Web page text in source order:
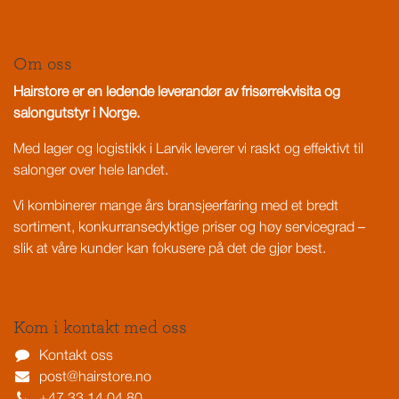
Om oss
Hairstore er en ledende leverandør av frisørrekvisita og
salongutstyr i Norge.
Med lager og logistikk i Larvik leverer vi raskt og effektivt til
salonger over hele landet.
Vi kombinerer mange års bransjeerfaring med et bredt
sortiment, konkurransedyktige priser og høy servicegrad –
slik at våre kunder kan fokusere på det de gjør best.
Kom i kontakt med oss
Kontakt oss
post@hairstore.no